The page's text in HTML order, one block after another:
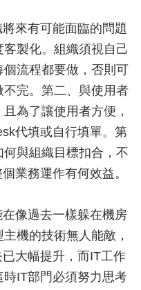
來有可能面臨的問題
製化。組織須視自己
流程都要做，否則可
完。第二、與使用者
為了讓使用者方便，
代填或自行填單。第
與組織目標扣合，不
業務運作有何效益。
像過去一樣躲在機房
機的技術無人能敵，
大幅提升，而IT工作
IT部門必須努力思考